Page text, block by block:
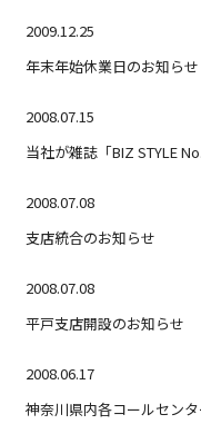
2009.12.25
年末年始休業日のお知らせ
2008.07.15
当社が雑誌「BIZ STYLE
2008.07.08
支店統合のお知らせ
2008.07.08
平戸支店開設のお知らせ
2008.06.17
神奈川県内各コールセン